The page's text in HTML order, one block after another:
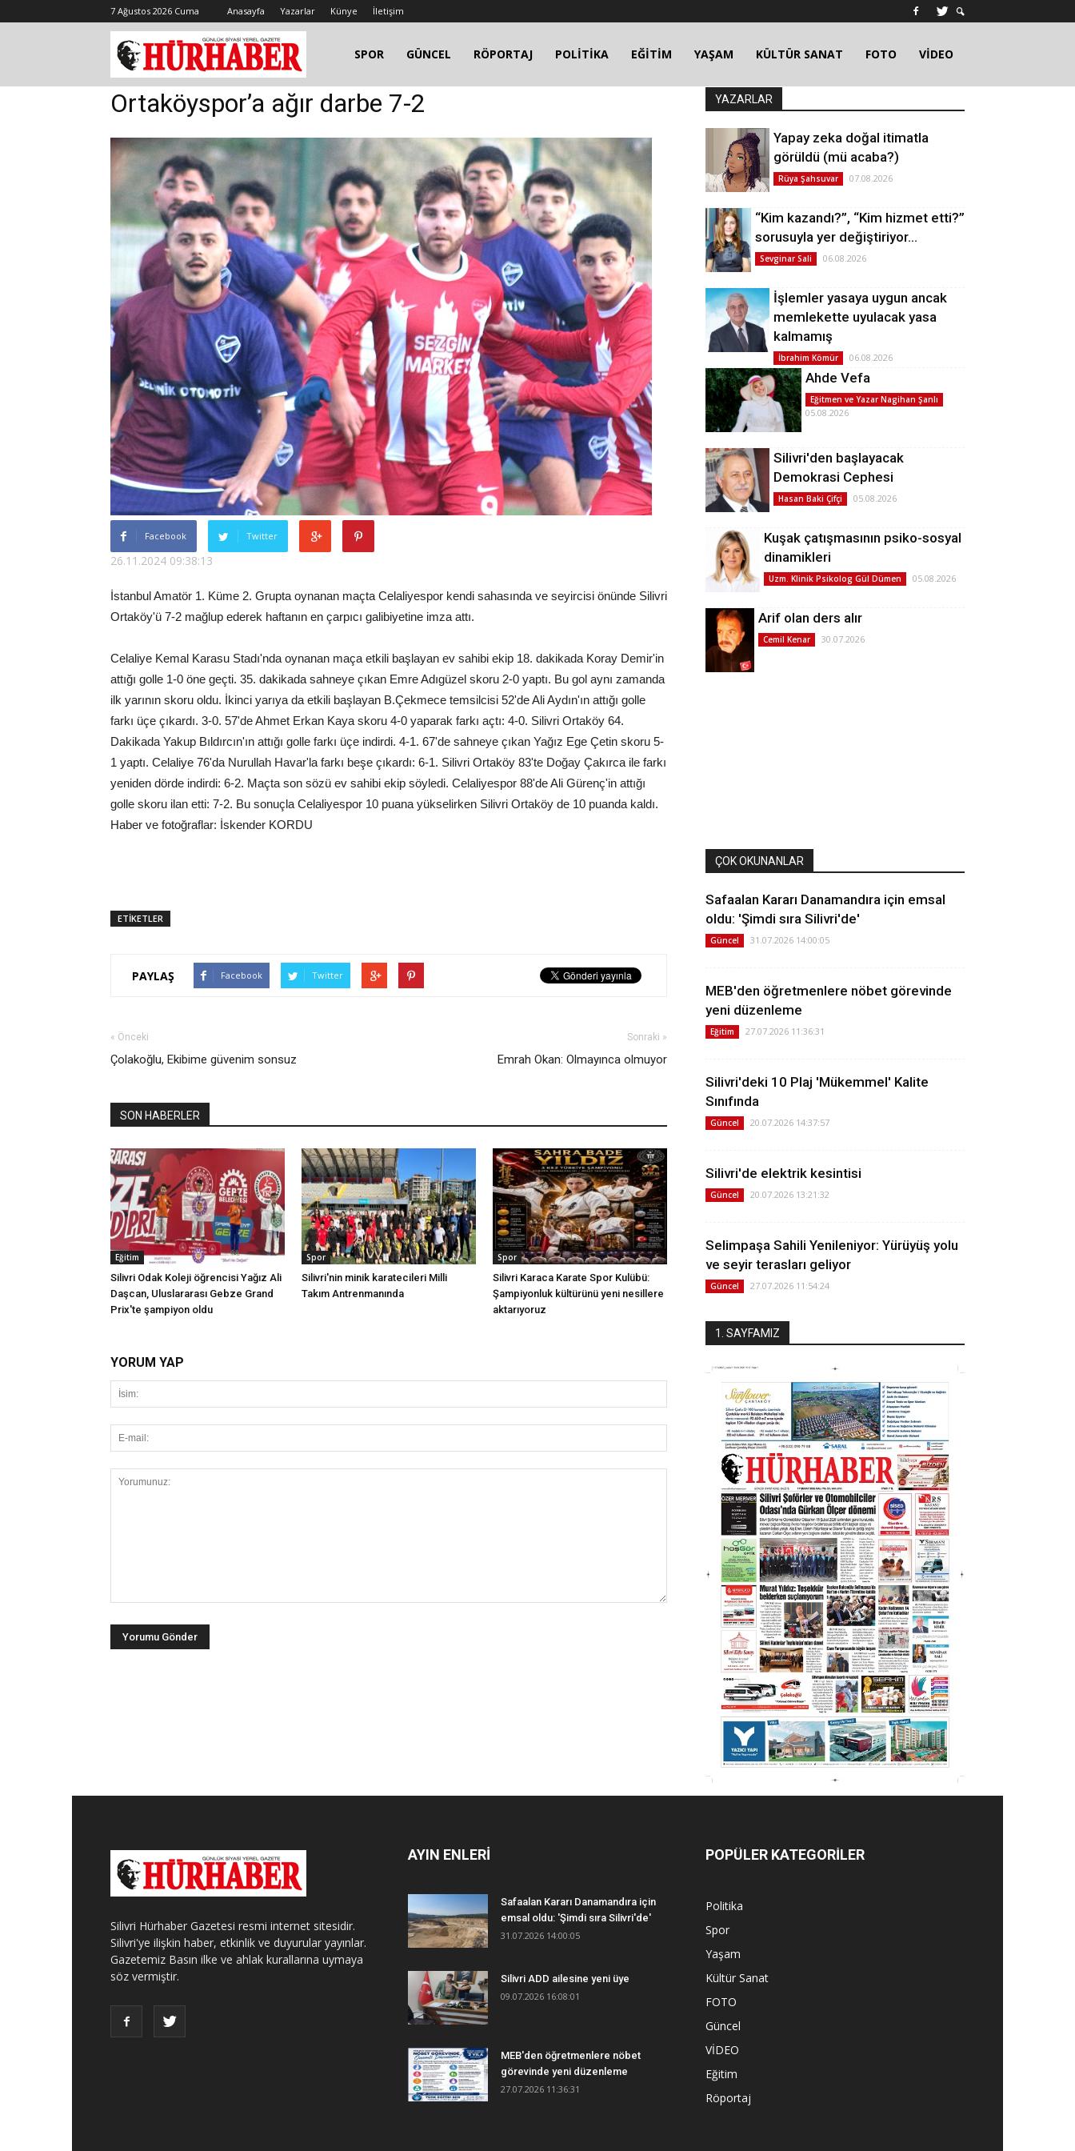
7 Ağustos 2026 Cuma Anasayfa Yazarlar Künye İletişim
SPOR GÜNCEL RÖPORTAJ POLİTİKA EĞİTİM YAŞAM KÜLTÜR SANAT FOTO VİDEO
Ortaköyspor’a ağır darbe 7-2
Facebook Twitter
26.11.2024 09:38:13
İstanbul Amatör 1. Küme 2. Grupta oynanan maçta Celaliyespor kendi sahasında ve seyircisi önünde Silivri
Ortaköy'ü 7-2 mağlup ederek haftanın en çarpıcı galibiyetine imza attı.
Celaliye Kemal Karasu Stadı'nda oynanan maça etkili başlayan ev sahibi ekip 18. dakikada Koray Demir'in
attığı golle 1-0 öne geçti. 35. dakikada sahneye çıkan Emre Adıgüzel skoru 2-0 yaptı. Bu gol aynı zamanda
ilk yarının skoru oldu. İkinci yarıya da etkili başlayan B.Çekmece temsilcisi 52'de Ali Aydın'ın attığı golle
farkı üçe çıkardı. 3-0. 57'de Ahmet Erkan Kaya skoru 4-0 yaparak farkı açtı: 4-0. Silivri Ortaköy 64.
Dakikada Yakup Bıldırcın'ın attığı golle farkı üçe indirdi. 4-1. 67'de sahneye çıkan Yağız Ege Çetin skoru 5-
1 yaptı. Celaliye 76'da Nurullah Havar'la farkı beşe çıkardı: 6-1. Silivri Ortaköy 83'te Doğay Çakırca ile farkı
yeniden dörde indirdi: 6-2. Maçta son sözü ev sahibi ekip söyledi. Celaliyespor 88'de Ali Gürenç'in attığı
golle skoru ilan etti: 7-2. Bu sonuçla Celaliyespor 10 puana yükselirken Silivri Ortaköy de 10 puanda kaldı.
Haber ve fotoğraflar: İskender KORDU
ETİKETLER
PAYLAŞ Facebook Twitter
« Önceki
Çolakoğlu, Ekibime güvenim sonsuz
Sonraki »
Emrah Okan: Olmayınca olmuyor
SON HABERLER
Eğitim
Silivri Odak Koleji öğrencisi Yağız Ali
Daşcan, Uluslararası Gebze Grand
Prix'te şampiyon oldu
Spor
Silivri'nin minik karatecileri Milli
Takım Antrenmanında
Spor
Silivri Karaca Karate Spor Kulübü:
Şampiyonluk kültürünü yeni nesillere
aktarıyoruz
YORUM YAP
YAZARLAR
Yapay zeka doğal itimatla
görüldü (mü acaba?)
Rüya Şahsuvar 07.08.2026
“Kim kazandı?”, “Kim hizmet etti?”
sorusuyla yer değiştiriyor…
Sevginar Sali 06.08.2026
İşlemler yasaya uygun ancak
memlekette uyulacak yasa
kalmamış
İbrahim Kömür 06.08.2026
Ahde Vefa
Eğitmen ve Yazar Nagihan Şanlı
05.08.2026
Silivri'den başlayacak
Demokrasi Cephesi
Hasan Baki Çifçi 05.08.2026
Kuşak çatışmasının psiko-sosyal
dinamikleri
Uzm. Klinik Psikolog Gül Dümen 05.08.2026
Arif olan ders alır
Cemil Kenar 30.07.2026
ÇOK OKUNANLAR
Safaalan Kararı Danamandıra için emsal
oldu: 'Şimdi sıra Silivri'de'
Güncel 31.07.2026 14:00:05
MEB'den öğretmenlere nöbet görevinde
yeni düzenleme
Eğitim 27.07.2026 11:36:31
Silivri'deki 10 Plaj 'Mükemmel' Kalite
Sınıfında
Güncel 20.07.2026 14:37:57
Silivri'de elektrik kesintisi
Güncel 20.07.2026 13:21:32
Selimpaşa Sahili Yenileniyor: Yürüyüş yolu
ve seyir terasları geliyor
Güncel 27.07.2026 11:54:24
1. SAYFAMIZ
Silivri Hürhaber Gazetesi resmi internet sitesidir.
Silivri'ye ilişkin haber, etkinlik ve duyurular yayınlar.
Gazetemiz Basın ilke ve ahlak kurallarına uymaya
söz vermiştir.
AYIN ENLERİ
Safaalan Kararı Danamandıra için
emsal oldu: 'Şimdi sıra Silivri'de'
31.07.2026 14:00:05
Silivri ADD ailesine yeni üye
09.07.2026 16:08:01
MEB'den öğretmenlere nöbet
görevinde yeni düzenleme
27.07.2026 11:36:31
POPÜLER KATEGORİLER
Politika
Spor
Yaşam
Kültür Sanat
FOTO
Güncel
VİDEO
Eğitim
Röportaj